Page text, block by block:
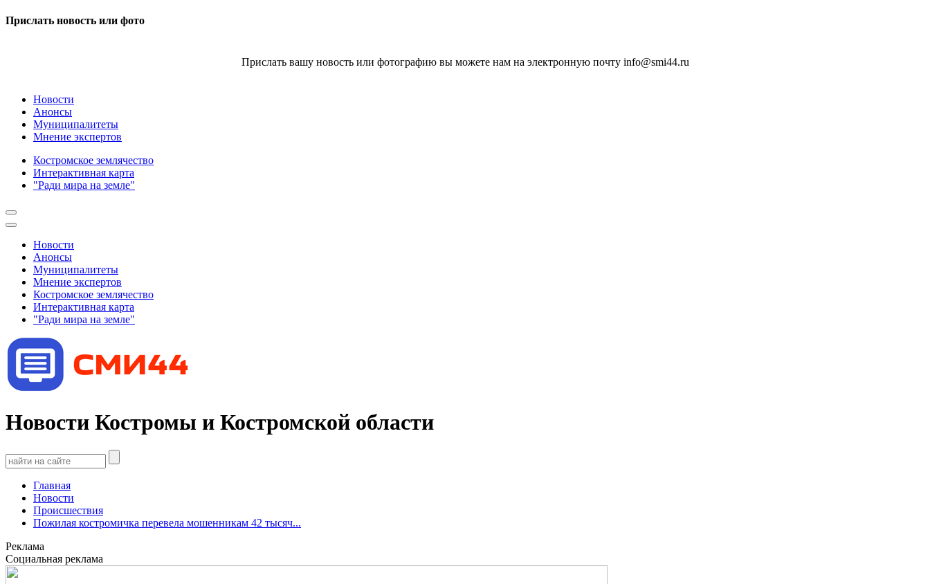
Прислать новость или фото
Прислать вашу новость или фотографию вы можете нам на электронную почту info@smi44.ru
Новости
Анонсы
Муниципалитеты
Мнение экспертов
Костромское землячество
Интерактивная карта
"Ради мира на земле"
Новости
Анонсы
Муниципалитеты
Мнение экспертов
Костромское землячество
Интерактивная карта
"Ради мира на земле"
Новости Костромы и Костромской области
Главная
Новости
Происшествия
Пожилая костромичка перевела мошенникам 42 тысяч...
Реклама
Социальная реклама